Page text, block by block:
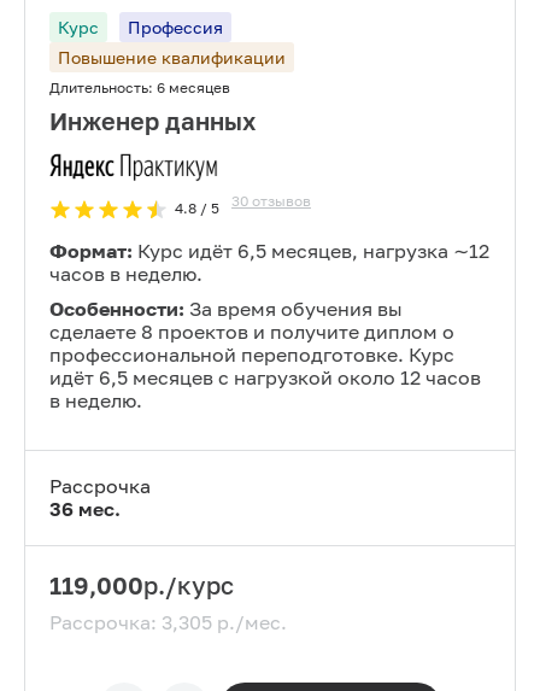
Курс
Профессия
Повышение квалификации
Длительность: 6 месяцев
Инженер данных
4.8/ 5 30 отзывов
Формат: Курс идёт 6,5 месяцев, нагрузка ∼12
часов в неделю.
Особенности: За время обучения вы
сделаете 8 проектов и получите диплом о
профессиональной переподготовке. Курс
идёт 6,5 месяцев с нагрузкой около 12 часов
в неделю.
Рассрочка
36 мес.
119,000р./курс
Рассрочка: 3,305 р./мес.